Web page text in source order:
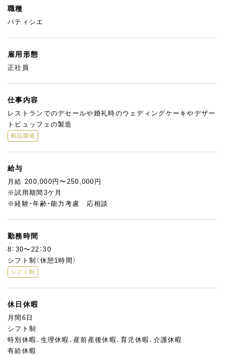
職種
パティシエ
雇用形態
正社員
仕事内容
レストランでのデセールや婚礼時のウェディングケーキやデザー
トビュッフェの製造
商品開発
給与
月給 200,000円〜250,000円
※試用期間3ケ月
※経験・年齢・能力考慮 応相談
勤務時間
8：30〜22：30
シフト制（休憩1時間）
シフト制
休日休暇
月間6日
シフト制
特別休暇、生理休暇、産前産後休暇、育児休暇、介護休暇
有給休暇